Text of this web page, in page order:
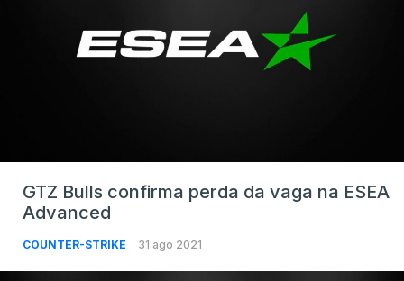
GTZ Bulls confirma perda da vaga na ESEA
Advanced
COUNTER-STRIKE 31 ago 2021